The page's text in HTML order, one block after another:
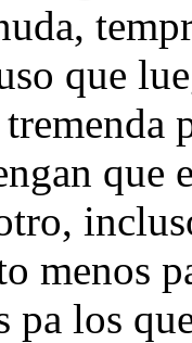
que
que
menos
pa los